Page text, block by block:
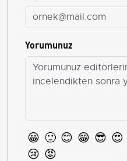
Yorumunuz
😀 🙂 😊 😁 😎 😍
😢 😡